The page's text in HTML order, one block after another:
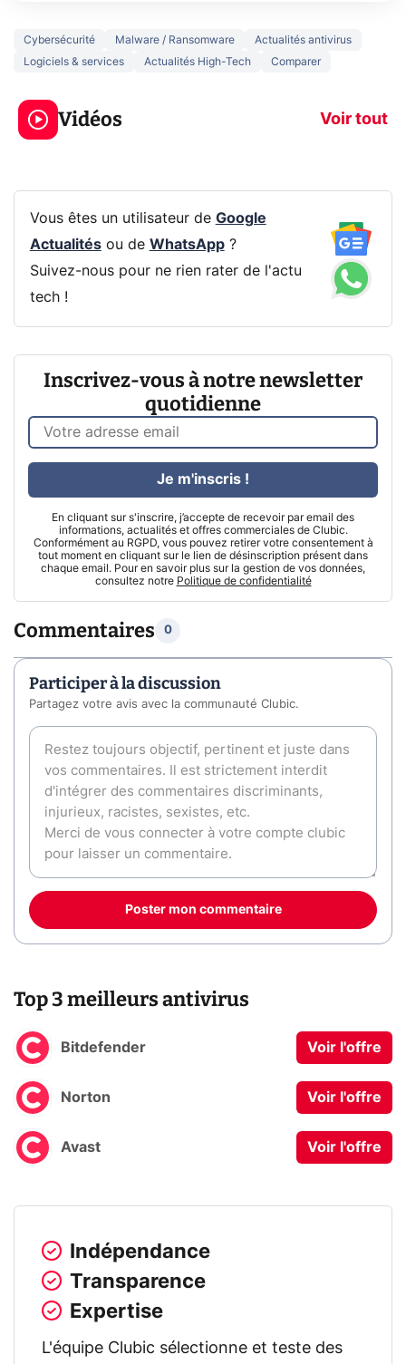
Cybersécurité Malware / Ransomware
Actualités antivirus
Logiciels & services
Actualités High-Tech Comparer
Vidéos Voir tout
3 écrans en 1 pour
319€ ? Voici L'AOC
CQ32G4ZA !
5
prochaine
Vous êtes un utilisateur de Google
Actualitésou de WhatsApp?
Suivez-nous pour ne rien rater de l'actu
tech !
Inscrivez-vous à notre newsletter
quotidienne
En cliquant sur s'inscrire, j’accepte de recevoir par email des
informations, actualités et offres commerciales de Clubic.
Conformément au RGPD, vous pouvez retirer votre consentement à
tout moment en cliquant sur le lien de désinscription présent dans
chaque email. Pour en savoir plus sur la gestion de vos données,
consultez notre Politique de confidentialité
Je m'inscris !
Commentaires 0
Participer à la discussion
Partagez votre avis avec la communauté Clubic.
Poster mon commentaire
Top 3 meilleurs antivirus
Bitdefender Voir l'offre
Norton Voir l'offre
Avast Voir l'offre
Indépendance
Transparence
Expertise
L'équipe Clubic sélectionne et teste des